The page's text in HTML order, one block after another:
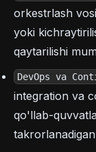
orkestrlash
yoki
qaytarilishi
DevOps va
integration va
qo'llab-